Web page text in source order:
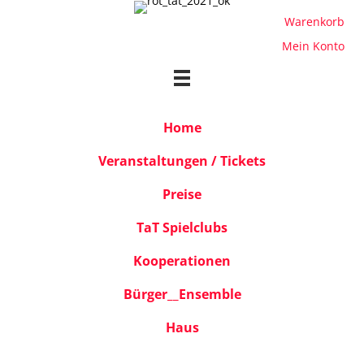
Warenkorb
Mein Konto
Home
Veranstaltungen / Tickets
Preise
TaT Spielclubs
Kooperationen
Bürger__Ensemble
Haus